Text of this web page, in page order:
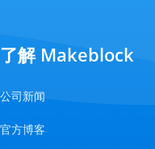
了解 Makeblock
公司新闻
官方博客